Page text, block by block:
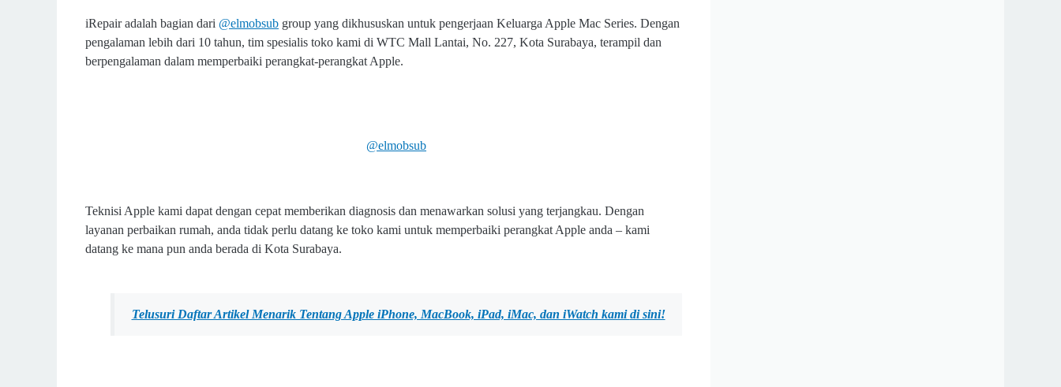
iRepair adalah bagian dari @elmobsub group yang dikhususkan untuk pengerjaan Keluarga Apple Mac Series. Dengan
pengalaman lebih dari 10 tahun, tim spesialis toko kami di WTC Mall Lantai, No. 227, Kota Surabaya, terampil dan
berpengalaman dalam memperbaiki perangkat-perangkat Apple.
@elmobsub
Teknisi Apple kami dapat dengan cepat memberikan diagnosis dan menawarkan solusi yang terjangkau. Dengan
layanan perbaikan rumah, anda tidak perlu datang ke toko kami untuk memperbaiki perangkat Apple anda – kami
datang ke mana pun anda berada di Kota Surabaya.
Telusuri Daftar Artikel Menarik Tentang Apple iPhone, MacBook, iPad, iMac, dan iWatch kamidi sini!